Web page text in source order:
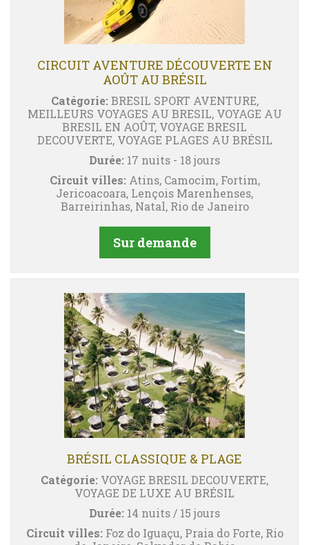
CIRCUIT AVENTURE DÉCOUVERTE EN
AOÛT AU BRÉSIL
Catégorie:BRESIL SPORT AVENTURE,
MEILLEURS VOYAGES AU BRESIL, VOYAGE AU
BRESIL EN AOÛT, VOYAGE BRESIL
DECOUVERTE, VOYAGE PLAGES AU BRÉSIL
Durée: 17 nuits - 18 jours
Circuit villes:Atins, Camocim, Fortim,
Jericoacoara, Lençois Marenhenses,
Barreirinhas, Natal, Rio de Janeiro
Sur demande
BRÉSIL CLASSIQUE & PLAGE
Catégorie: VOYAGE BRESIL DECOUVERTE,
VOYAGE DE LUXE AU BRÉSIL
Durée: 14 nuits / 15 jours
Circuit villes:Foz do Iguaçu, Praia do Forte, Rio